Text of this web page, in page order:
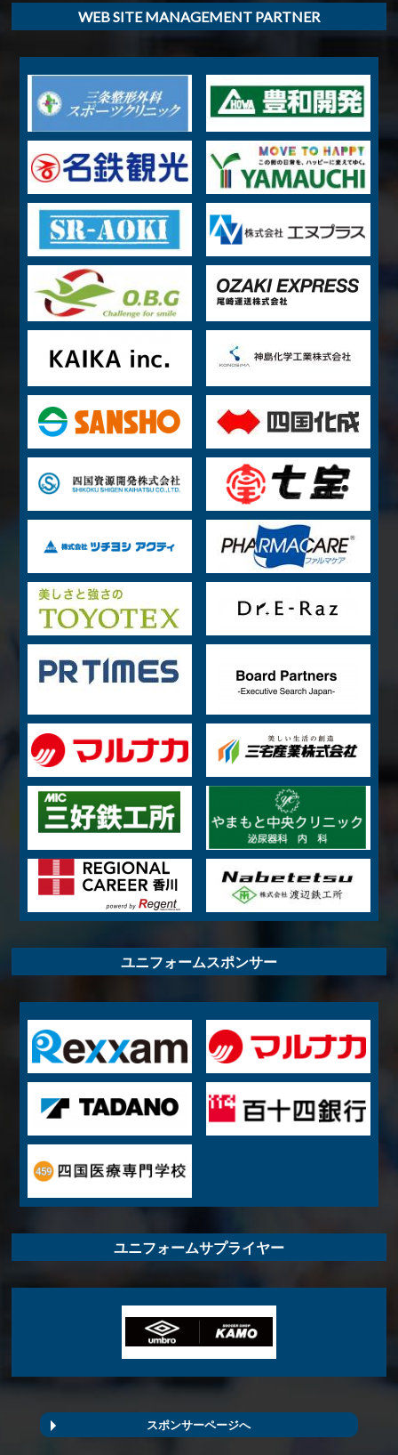
WEB SITE MANAGEMENT PARTNER
ユニフォームスポンサー
ユニフォームサプライヤー
スポンサーページへ